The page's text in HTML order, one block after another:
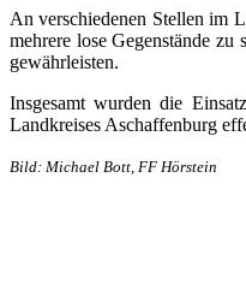
An verschiedenen Stellen im
mehrere lose Gegenstände
gewährleisten.
Insgesamt wurden die
Landkreises Aschaffenburg
Bild: Michael Bott, FF Hörstein